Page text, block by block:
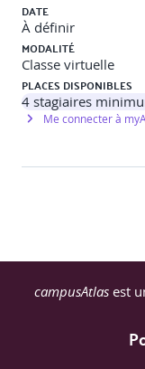
DATE
À définir
MODALITÉ
Classe virtuelle
PLACES DISPONIBLES
4 stagiaires
Me connecter à
campusAtlas est